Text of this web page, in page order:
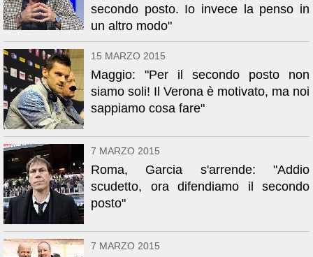
secondo posto. Io invece la penso in
un altro modo"
15 MARZO 2015
Maggio: "Per il secondo posto non
siamo soli! Il Verona è motivato, ma noi
sappiamo cosa fare"
7 MARZO 2015
Roma, Garcia s'arrende: "Addio
scudetto, ora difendiamo il secondo
posto"
7 MARZO 2015